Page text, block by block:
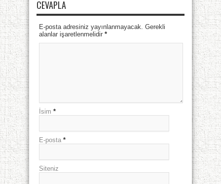
CEVAPLA
E-posta adresiniz yayınlanmayacak. Gerekli
alanlar işaretlenmelidir *
İsim *
E-posta *
Siteniz